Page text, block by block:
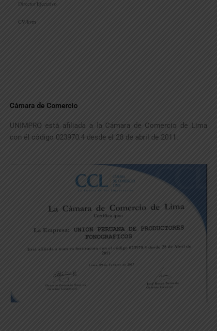
Cámara de Comercio
UNIMPRO está afiliada a la Cámara de Comercio de Lima
con él código 023970.4 desde el 28 de abril de 2011.